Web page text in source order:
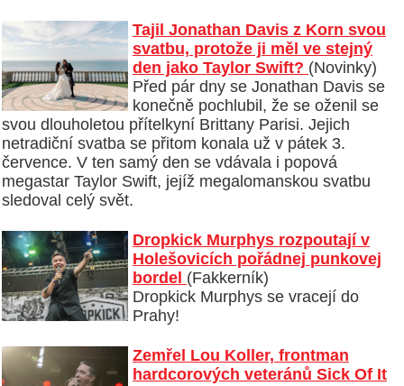
Tajil Jonathan Davis z Korn svou
svatbu, protože ji měl ve stejný
den jako Taylor Swift? (Novinky)
Před pár dny se Jonathan Davis se
konečně pochlubil, že se oženil se
svou dlouholetou přítelkyní Brittany Parisi. Jejich
netradiční svatba se přitom konala už v pátek 3.
července. V ten samý den se vdávala i popová
megastar Taylor Swift, jejíž megalomanskou svatbu
sledoval celý svět.
Dropkick Murphys rozpoutají v
Holešovicích pořádnej punkovej
bordel (Fakkerník)
Dropkick Murphys se vracejí do
Prahy!
Zemřel Lou Koller, frontman
hardcorových veteránů Sick Of It